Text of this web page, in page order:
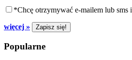
*Chcę otrzymywać e-mailem lub sms
więcej »
Popularne